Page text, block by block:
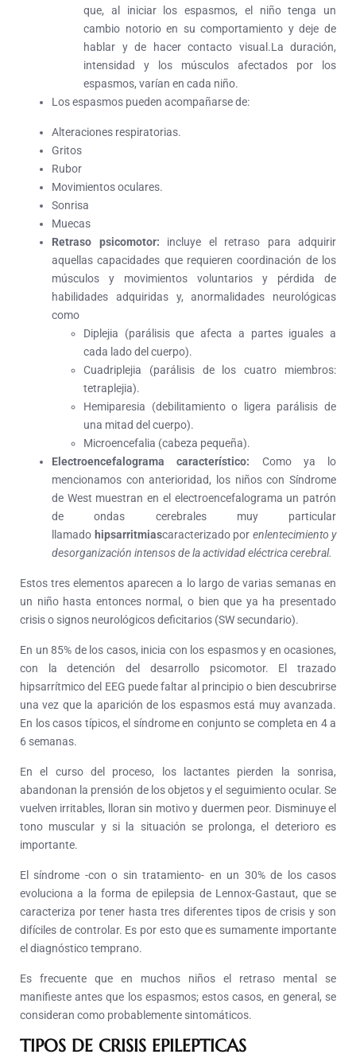
que, al iniciar los espasmos, el niño tenga un
cambio notorio en su comportamiento y deje de
hablar y de hacer contacto visual.La duración,
intensidad y los músculos afectados por los
espasmos, varían en cada niño.
Los espasmos pueden acompañarse de:
Alteraciones respiratorias.
Gritos
Rubor
Movimientos oculares.
Sonrisa
Muecas
Retraso psicomotor: incluye el retraso para adquirir
aquellas capacidades que requieren coordinación de los
músculos y movimientos voluntarios y pérdida de
habilidades adquiridas y, anormalidades neurológicas
como
Diplejia (parálisis que afecta a partes iguales a
cada lado del cuerpo).
Cuadriplejia (parálisis de los cuatro miembros:
tetraplejia).
Hemiparesia (debilitamiento o ligera parálisis de
una mitad del cuerpo).
Microencefalia (cabeza pequeña).
Electroencefalograma característico: Como ya lo
mencionamos con anterioridad, los niños con Síndrome
de West muestran en el electroencefalograma un patrón
de ondas cerebrales muy particular
llamado hipsarritmiascaracterizado por enlentecimiento y
desorganización intensos de la actividad eléctrica cerebral.
Estos tres elementos aparecen a lo largo de varias semanas en
un niño hasta entonces normal, o bien que ya ha presentado
crisis o signos neurológicos deficitarios (SW secundario).
En un 85% de los casos, inicia con los espasmos y en ocasiones,
con la detención del desarrollo psicomotor. El trazado
hipsarrítmico del EEG puede faltar al principio o bien descubrirse
una vez que la aparición de los espasmos está muy avanzada.
En los casos típicos, el síndrome en conjunto se completa en 4 a
6 semanas.
En el curso del proceso, los lactantes pierden la sonrisa,
abandonan la prensión de los objetos y el seguimiento ocular. Se
vuelven irritables, lloran sin motivo y duermen peor. Disminuye el
tono muscular y si la situación se prolonga, el deterioro es
importante.
El síndrome -con o sin tratamiento- en un 30% de los casos
evoluciona a la forma de epilepsia de Lennox-Gastaut, que se
caracteriza por tener hasta tres diferentes tipos de crisis y son
difíciles de controlar. Es por esto que es sumamente importante
el diagnóstico temprano.
Es frecuente que en muchos niños el retraso mental se
manifieste antes que los espasmos; estos casos, en general, se
consideran como probablemente sintomáticos.
TIPOS DE CRISIS EPILEPTICAS